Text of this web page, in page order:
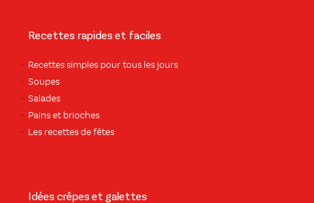
Recettes rapides et faciles
Recettes simples pour tous les jours
Soupes
Salades
Pains et brioches
Les recettes de fêtes
Idées crêpes et galettes